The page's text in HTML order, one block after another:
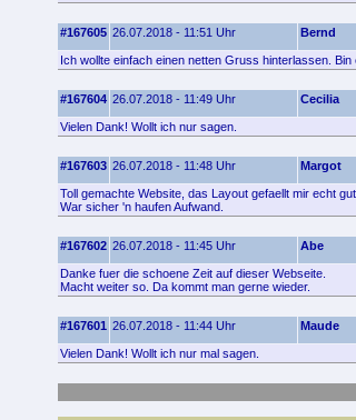
#167605 26.07.2018 - 11:51 Uhr Bernd
Ich wollte einfach einen netten Gruss hinterlassen.
#167604 26.07.2018 - 11:49 Uhr Cecilia
Vielen Dank! Wollt ich nur sagen.
#167603 26.07.2018 - 11:48 Uhr Margot
Toll gemachte Website, das Layout gefaellt mir echt
War sicher 'n haufen Aufwand.
#167602 26.07.2018 - 11:45 Uhr Abe
Danke fuer die schoene Zeit auf dieser Webseite.
Macht weiter so. Da kommt man gerne wieder.
#167601 26.07.2018 - 11:44 Uhr Maude
Vielen Dank! Wollt ich nur mal sagen.